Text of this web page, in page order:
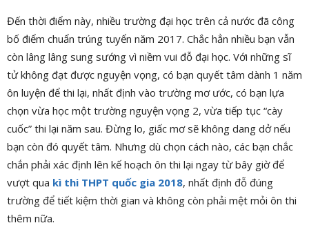
Đến thời điểm này, nhiều trường đại học trên cả nước đã công
bố điểm chuẩn trúng tuyển năm 2017. Chắc hẳn nhiều bạn vẫn
còn lâng lâng sung sướng vì niềm vui đỗ đại học. Với những sĩ
tử không đạt được nguyện vọng, có bạn quyết tâm dành 1 năm
ôn luyện để thi lại, nhất định vào trường mơ ước, có bạn lựa
chọn vừa học một trường nguyện vọng 2, vừa tiếp tục “cày
cuốc” thi lại năm sau. Đừng lo, giấc mơ sẽ không dang dở nếu
bạn còn đó quyết tâm. Nhưng dù chọn cách nào, các bạn chắc
chắn phải xác định lên kế hoạch ôn thi lại ngay từ bây giờ để
vượt qua kì thi THPT quốc gia 2018, nhất định đỗ đúng
trường để tiết kiệm thời gian và không còn phải mệt mỏi ôn thi
thêm nữa.